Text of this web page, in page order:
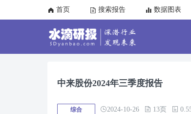
首页 搜索报告 数据图表
中来股份2024年三季度报告
综合 2024-10-26 13页